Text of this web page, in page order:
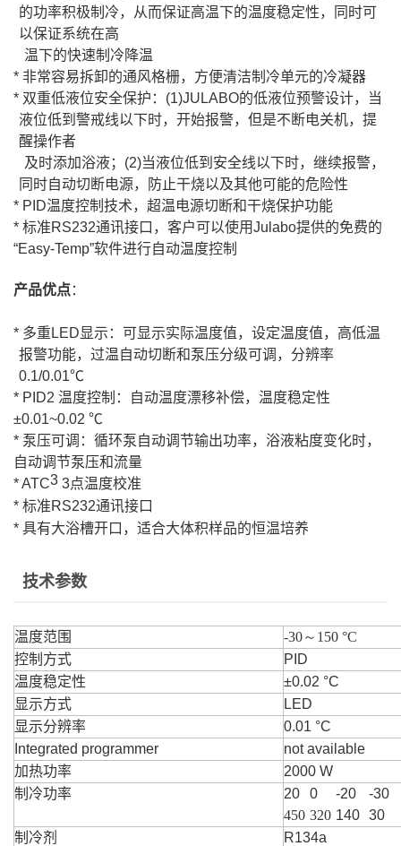
的功率积极制冷，从而保证高温下的温度稳定性，同时可
以保证系统在高
温下的快速制冷降温
* 非常容易拆卸的通风格栅，方便清洁制冷单元的冷凝器
* 双重低液位安全保护： (1)JULABO的低液位预警设计，当
液位低到警戒线以下时，开始报警，但是不断电关机，提
醒操作者
及时添加浴液； (2)当液位低到安全线以下时，继续报警，
同时自动切断电源，防止干烧以及其他可能的危险性
* PID温度控制技术，超温电源切断和干烧保护功能
* 标准RS232通讯接口，客户可以使用Julabo提供的免费的
“Easy-Temp”软件进行自动温度控制
产品优点：
* 多重 LED显示：可显示实际温度值，设定温度值，高低温
报警功能，过温自动切断和泵压分级可调，分辨率
0.1/0.01℃
* PID2 温度控制：自动温度漂移补偿，温度稳定性
±0.01~0.02 ℃
* 泵压可调：循环泵自动调节输出功率，浴液粘度变化时，
自动调节泵压和流量
* ATC3 3点温度校准
* 标准RS232通讯接口
* 具有大浴槽开口，适合大体积样品的恒温培养
技术参数
温度范围
-30～150 °C
控制方式
PID
温度稳定性
±0.02 °C
显示方式
LED
显示分辨率
0.01 °C
Integrated programmer
not available
加热功率
2000 W
制冷功率
20 0 -20
-30
450 320 140 30
制冷剂
R134a